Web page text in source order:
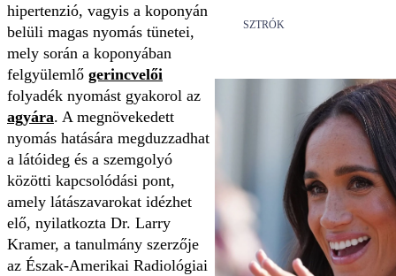
hipertenzió, vagyis a koponyán
belüli magas nyomás tünetei,
mely során a koponyában
felgyülemlő gerincvelői
folyadék nyomást gyakorol az
agyára. A megnövekedett
nyomás hatására megduzzadhat
a látóideg és a szemgolyó
közötti kapcsolódási pont,
amely látászavarokat idézhet
elő, nyilatkozta Dr. Larry
Kramer, a tanulmány szerzője
az Észak-Amerikai Radiológiai
SZTRÓK